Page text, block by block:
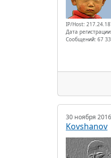
IP/Host:
Дата
Сообщений: 67
30 ноября
Kovshanov